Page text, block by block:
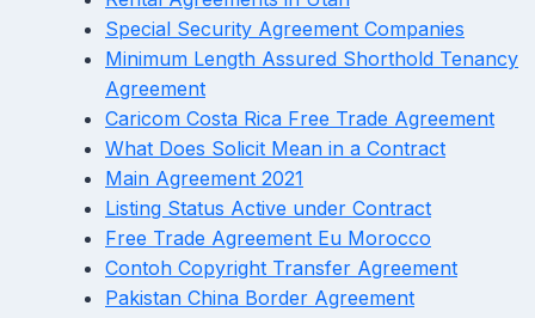
Special Security Agreement Companies
Minimum Length Assured Shorthold Tenancy
Agreement
Caricom Costa Rica Free Trade Agreement
What Does Solicit Mean in a Contract
Main Agreement 2021
Listing Status Active under Contract
Free Trade Agreement Eu Morocco
Contoh Copyright Transfer Agreement
Pakistan China Border Agreement